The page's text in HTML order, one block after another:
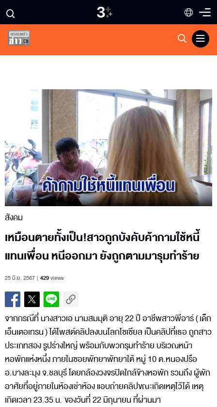
สังคม
เหมือนตายทั้งเป็น!สาวถูกบังคับค้ากามใช้หนี้
แทนเพื่อน หนีออกมา ยังถูกตามมารุมทำร้าย
25 มิ.ย. 2567 429views
จากกรณีที่ นางสาวเอ นามสมมุติ อายุ 22 ปี อาชีพสาวพีอาร์ ( เด็ก
เอ็นเตอเทรน ) ได้โพสต์คลิปลงบนโลกโซเซียล เป็นคลิปที่เธอ ถูกสาว
ประเภทสอง รูปร่างใหญ่ พร้อมกับพวกรุมทำร้าย บริเวณหน้า
หอพักแห่งหนึ่ง ภายในซอยพัทยาพัทยาใต้ หมู่ 10 ต.หนองปรือ
อ.บางละมุง จ.ชลบุรี โดยกล้องวงจรปิดใกล้ข้างหอพัก รวมถึง ผู้พัก
อาศัยที่อยู่ภายในห้องเช่าห้อง แอบถ่ายคลิปขณะเกิดเหตุไว้ได้ เหตุ
เกิดเวลา 23.35 น. ของวันที่ 22 มิถุนายน ที่ผ่านมา